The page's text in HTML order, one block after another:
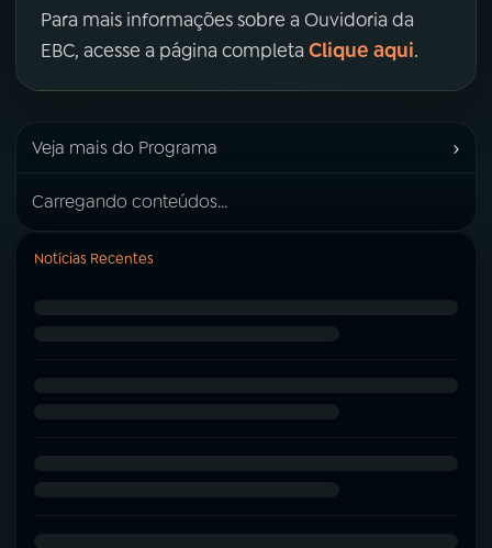
Para mais informações sobre a Ouvidoria da
EBC, acesse a página completa Clique aqui.
Veja mais do Programa ›
Carregando conteúdos...
Notícias Recentes